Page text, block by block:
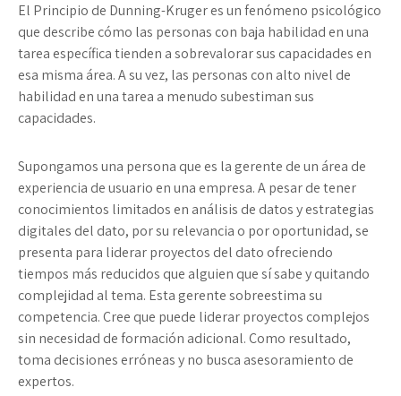
El Principio de Dunning-Kruger es un fenómeno psicológico
que describe cómo las personas con baja habilidad en una
tarea específica tienden a sobrevalorar sus capacidades en
esa misma área. A su vez, las personas con alto nivel de
habilidad en una tarea a menudo subestiman sus
capacidades.
Supongamos una persona que es la gerente de un área de
experiencia de usuario en una empresa. A pesar de tener
conocimientos limitados en análisis de datos y estrategias
digitales del dato, por su relevancia o por oportunidad, se
presenta para liderar proyectos del dato ofreciendo
tiempos más reducidos que alguien que sí sabe y quitando
complejidad al tema. Esta gerente sobreestima su
competencia. Cree que puede liderar proyectos complejos
sin necesidad de formación adicional. Como resultado,
toma decisiones erróneas y no busca asesoramiento de
expertos.